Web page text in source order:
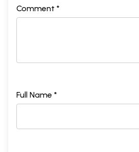
Comment *
Full Name *